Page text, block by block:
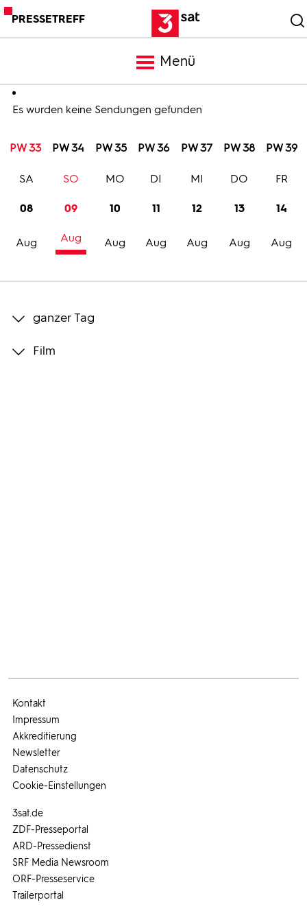
PRESSETREFF
Menü
Meldungen
Programm
Trailer
Bilder
Es wurden keine Sendungen gefunden
PW 33 PW 34 PW 35 PW 36 PW 37 PW 38 PW 39
08
Aug
SA
09
Aug
SO
10
Aug
MO
11
Aug
DI
12
Aug
MI
13
Aug
DO
14
Aug
FR
ganzer Tag
Film
3sat.de
ZDF-Presseportal
ARD-Pressedienst
SRF Media Newsroom
ORF-Presseservice
Trailerportal
Kontakt
Impressum
Akkreditierung
Newsletter
Datenschutz
Cookie-Einstellungen